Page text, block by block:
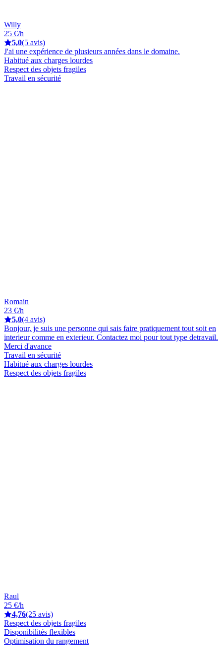
Willy
25 €/h
5,0(5 avis)
J'ai une expérience de plusieurs années dans le domaine.
Habitué aux charges lourdes
Respect des objets fragiles
Travail en sécurité
Romain
23 €/h
5,0(4 avis)
Bonjour, je suis une personne qui sais faire pratiquement tout soit en
interieur comme en exterieur. Contactez moi pour tout type detravail.
Merci d'avance
Travail en sécurité
Habitué aux charges lourdes
Respect des objets fragiles
Raul
25 €/h
4,76(25 avis)
Respect des objets fragiles
Disponibilités flexibles
Optimisation du rangement